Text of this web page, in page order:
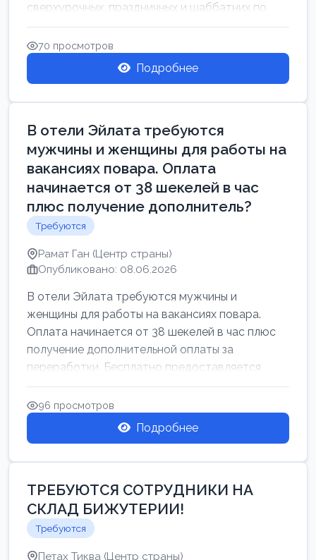
сверхурочных, праздничных и шаббатних по
закон...
70 просмотров
Подробнее
В отели Эйлата требуются
мужчины и женщины для работы на
вакансиях повара. Оплата
начинается от 38 шекелей в час
плюс получение дополнитель?
Требуются
Рамат Ган (Центр страны)
Опубликовано: 08.06.2026
В отели Эйлата требуются мужчины и
женщины для работы на вакансиях повара.
Оплата начинается от 38 шекелей в час плюс
получение дополнительной оплаты за
переработки. Бесплатно предоставляется
проживан...
96 просмотров
Подробнее
ТРЕБУЮТСЯ СОТРУДНИКИ НА
СКЛАД БИЖУТЕРИИ!
Требуются
Петах Тиква (Центр страны)